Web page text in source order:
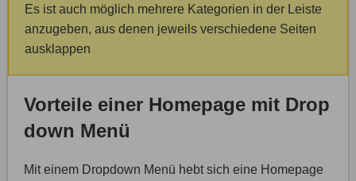
Es ist auch möglich mehrere Kategorien in der Leiste
anzugeben, aus denen jeweils verschiedene Seiten
ausklappen
Vorteile einer Homepage mit Drop
down Menü
Mit einem Dropdown Menü hebt sich eine Homepage